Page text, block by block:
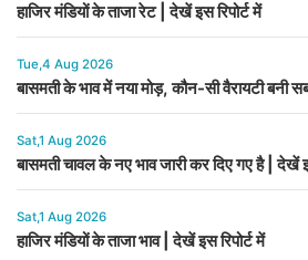
हाजिर मंडियों के ताजा रेट | देखें इस रिपोर्ट में
Tue,4 Aug 2026
बासमती के भाव में नया मोड़, कौन-सी वैरायटी बनी
Sat,1 Aug 2026
बासमती चावल के नए भाव जारी कर दिए गए है | देखें
Sat,1 Aug 2026
हाजिर मंडियों के ताजा भाव | देखें इस रिपोर्ट में